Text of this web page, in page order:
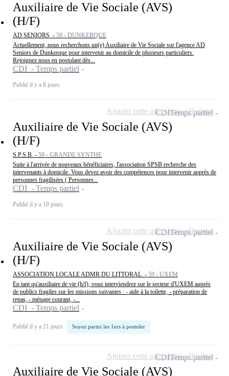
Auxiliaire de Vie Sociale (AVS)
(H/F)
AD SENIORS - 59 - DUNKERQUE
Actuellement, nous recherchons un(e) Auxiliaire de Vie Sociale sur l'agence AD
Seniors de Dunkerque pour intervenir au domicile de plusieurs particuliers.
Rejoignez nous en postulant dès...
CDI - Temps partiel
Publié il y a 8 jours
Auxiliaire de Vie Sociale (AVS)
(H/F)
S.P.S.B - 59 - GRANDE SYNTHE
Suite à l'arrivée de nouveaux bénéficiaires, l'association SPSB recherche des
intervenants à domicile. Vous devez avoir des compétences pour intervenir auprès de
personnes fragilisées ( Personnes...
CDI - Temps partiel
Publié il y a 18 jours
CDITemps partiel
Ajouter cette offre à ma sélection
Auxiliaire de Vie Sociale (AVS)
(H/F)
ASSOCIATION LOCALE ADMR DU LITTORAL - 59 - UXEM
En tant qu'auxiliaire de vie (h/f), vous interviendrez sur le secteur d'UXEM auprès
de publics fragiles sur les missions suivantes : - aide à la toilette, - préparation de
repas, - ménage courant, -...
CDI - Temps partiel
Publié il y a 21 jours Soyez parmi les 1ers à postuler
CDITemps partiel
Ajouter cette offre à ma sélection
Auxiliaire de Vie Sociale (AVS)
CDITemps partiel
Ajouter cette offre à ma sélection